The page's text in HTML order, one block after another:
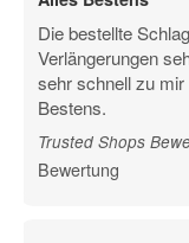
Die bestellte
Verlängerungen
sehr schnell zu
Bestens.
Trusted Shops
Bewertung